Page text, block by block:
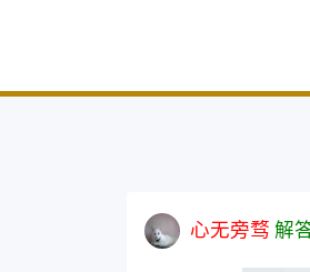
心无旁骛 解